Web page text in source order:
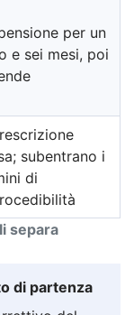
separa
per un
e sei mesi, poi
subentrano i
di
di partenza